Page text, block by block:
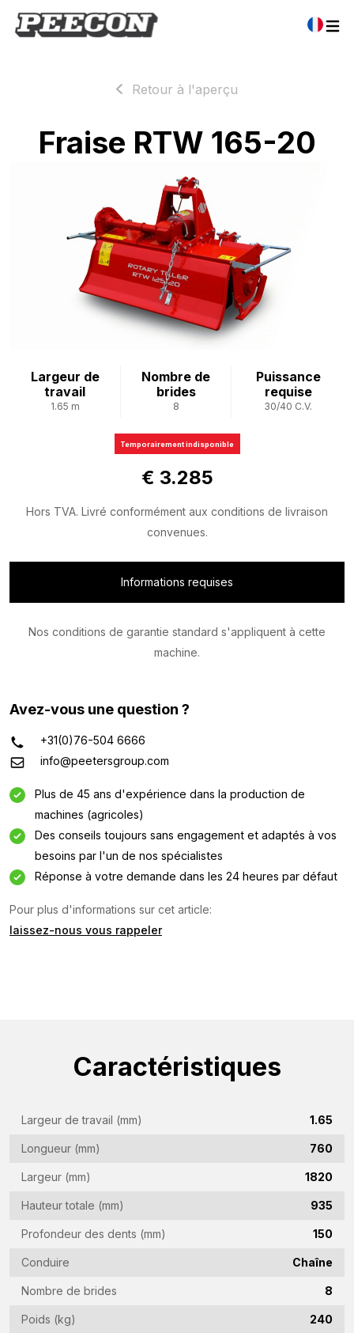
Retour à l'aperçu
Fraise RTW 165-20
Largeur de
travail
1.65 m
Nombre de
brides
8
Puissance
requise
30/40 C.V.
Temporairement indisponible
€ 3.285
Hors TVA. Livré conformément aux conditions de livraison
convenues.
Informations requises
Nos conditions de garantie standard s'appliquent à cette
machine.
Avez-vous une question ?
+31(0)76-504 6666
info@peetersgroup.com
Plus de 45 ans d'expérience dans la production de
machines (agricoles)
Des conseils toujours sans engagement et adaptés à vos
besoins par l'un de nos spécialistes
Réponse à votre demande dans les 24 heures par défaut
Pour plus d'informations sur cet article:
laissez-nous vous rappeler
Caractéristiques
Largeur de travail (mm) 1.65
Longueur (mm) 760
Largeur (mm) 1820
Hauteur totale (mm) 935
Profondeur des dents (mm) 150
Conduire Chaîne
Nombre de brides 8
Poids (kg) 240
(Required)
de
(Required)
Adresse
mail
(Required)
Numéro
téléphone
(Required)
(Required)
de